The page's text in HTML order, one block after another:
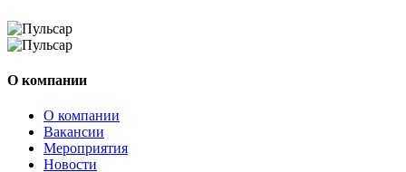
О компании
О компании
Вакансии
Мероприятия
Новости